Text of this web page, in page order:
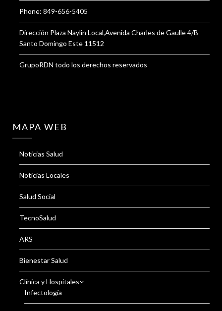
Phone: 849-656-5405
Dirección Plaza Naylin Local,Avenida Charles de Gaulle 4/B
Santo Domingo Este 11512
GrupoRDN todo los derechos reservados
MAPA WEB
Noticias Salud
Noticias Locales
Salud Social
TecnoSalud
ARS
Bienestar Salud
Clínica y Hospitales
Infectología